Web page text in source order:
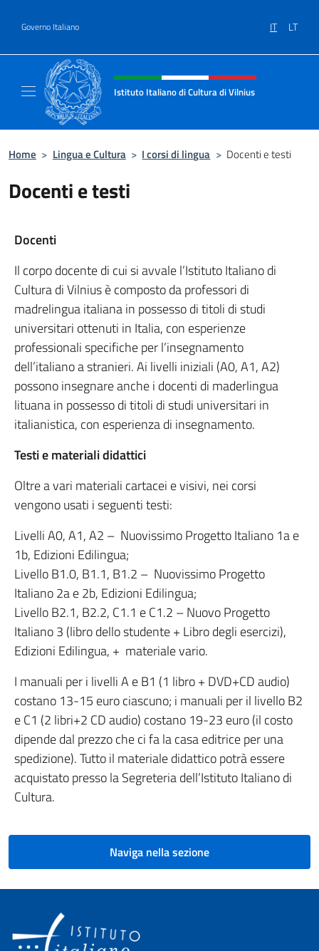
Governo Italiano IT LT
Intestazione sito, social e menù
Istituto Italiano di Cultura di Vilnius
Home > Lingua e Cultura > I corsi di lingua > Docenti e testi
Docenti e testi
Docenti
Il corpo docente di cui si avvale l’Istituto Italiano di
Cultura di Vilnius è composto da professori di
madrelingua italiana in possesso di titoli di studi
universitari ottenuti in Italia, con esperienze
professionali specifiche per l’insegnamento
dell’italiano a stranieri. Ai livelli iniziali (A0, A1, A2)
possono insegnare anche i docenti di maderlingua
lituana in possesso di titoli di studi universitari in
italianistica, con esperienza di insegnamento.
Testi e materiali didattici
Oltre a vari materiali cartacei e visivi, nei corsi
vengono usati i seguenti testi:
Livelli A0, A1, A2 – Nuovissimo Progetto Italiano 1a e
1b, Edizioni Edilingua;
Livello B1.0, B1.1, B1.2 – Nuovissimo Progetto
Italiano 2a e 2b, Edizioni Edilingua;
Livello B2.1, B2.2, C1.1 e C1.2 – Nuovo Progetto
Italiano 3 (libro dello studente + Libro degli esercizi),
Edizioni Edilingua, + materiale vario.
I manuali per i livelli A e B1 (1 libro + DVD+CD audio)
costano 13-15 euro ciascuno; i manuali per il livello B2
e C1 (2 libri+2 CD audio) costano 19-23 euro (il costo
dipende dal prezzo che ci fa la casa editrice per una
spedizione). Tutto il materiale didattico potrà essere
acquistato presso la Segreteria dell’Istituto Italiano di
Cultura.
Naviga nella sezione